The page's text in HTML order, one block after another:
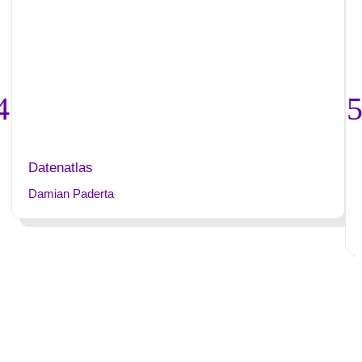
Datenatlas
Damian Paderta